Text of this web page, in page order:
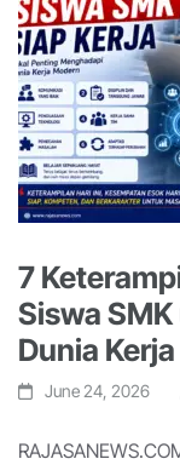
7
Siswa
Dunia Kerja
June 24, 2026